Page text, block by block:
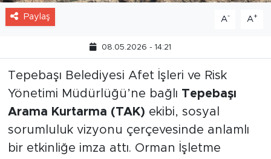
Paylaş A- A+
08.05.2026 - 14:21
Tepebaşı Belediyesi Afet İşleri ve Risk
Yönetimi Müdürlüğü’ne bağlı Tepebaşı
Arama Kurtarma (TAK) ekibi, sosyal
sorumluluk vizyonu çerçevesinde anlamlı
bir etkinliğe imza attı. Orman İşletme